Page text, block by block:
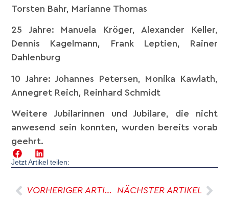
Torsten Bahr, Marianne Thomas
25 Jahre: Manuela Kröger, Alexander Keller,
Dennis Kagelmann, Frank Leptien, Rainer
Dahlenburg
10 Jahre: Johannes Petersen, Monika Kawlath,
Annegret Reich, Reinhard Schmidt
Weitere Jubilarinnen und Jubilare, die nicht
anwesend sein konnten, wurden bereits vorab
geehrt.
Jetzt Artikel teilen:
VORHERIGER ARTIKEL NÄCHSTER ARTIKEL